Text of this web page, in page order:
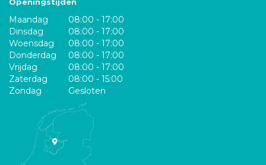
Maandag
08:00 - 17:00
Dinsdag
08:00 - 17:00
Woensdag
08:00 - 17:00
Donderdag
08:00 - 17:00
Vrijdag
08:00 - 17:00
Zaterdag
08:00 - 15:00
Zondag
Gesloten